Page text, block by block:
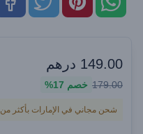
149.00 درهم
179.00 خصم 17%
شحن مجاني في الإمارات بأكثر من 150 درهم